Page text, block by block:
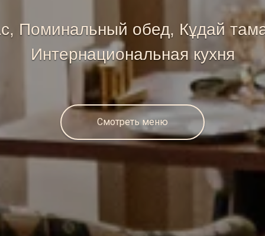
Поминальный обед, Кұдай
Интернациональная кухня
Смотреть меню